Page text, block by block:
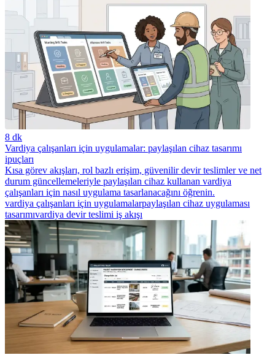
8 dk
Vardiya çalışanları için uygulamalar: paylaşılan cihaz tasarımı
ipuçları
Kısa görev akışları, rol bazlı erişim, güvenilir devir teslimler ve net
durum güncellemeleriyle paylaşılan cihaz kullanan vardiya
çalışanları için nasıl uygulama tasarlanacağını öğrenin.
vardiya çalışanları için uygulamalarpaylaşılan cihaz uygulaması
tasarımıvardiya devir teslimi iş akışı